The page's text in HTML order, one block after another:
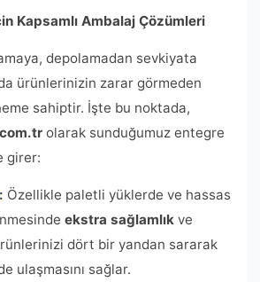
Kapsamlı Ambalaj Çözümleri
depolamadan sevkiyata
ürünlerinizin zarar görmeden
sahiptir. İşte bu noktada,
olarak sunduğumuz entegre
girer:
: Özellikle paletli yüklerde ve hassas
ekstra sağlamlık ve
dört bir yandan sararak
ulaşmasını sağlar.